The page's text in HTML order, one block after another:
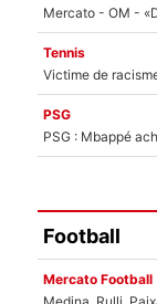
Tennis
PSG
PSG : Mbappé
Football
Mercato Football